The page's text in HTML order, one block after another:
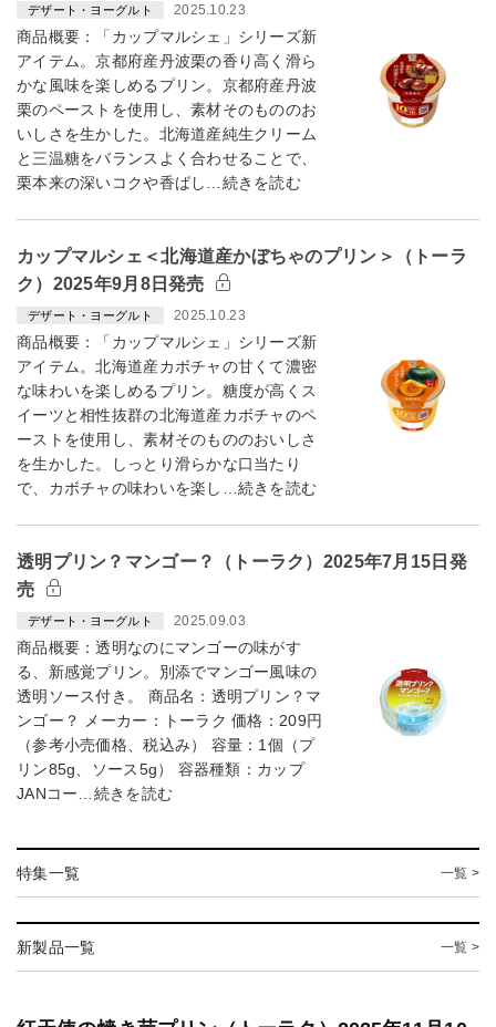
デザート・ヨーグルト 2025.10.23
商品概要：「カップマルシェ」シリーズ新
アイテム。京都府産丹波栗の香り高く滑ら
かな風味を楽しめるプリン。京都府産丹波
栗のペーストを使用し、素材そのもののお
いしさを生かした。北海道産純生クリーム
と三温糖をバランスよく合わせることで、
栗本来の深いコクや香ばし…続きを読む
カップマルシェ＜北海道産かぼちゃのプリン＞（トーラ
ク）2025年9月8日発売
デザート・ヨーグルト 2025.10.23
商品概要：「カップマルシェ」シリーズ新
アイテム。北海道産カボチャの甘くて濃密
な味わいを楽しめるプリン。糖度が高くス
イーツと相性抜群の北海道産カボチャのペ
ーストを使用し、素材そのもののおいしさ
を生かした。しっとり滑らかな口当たり
で、カボチャの味わいを楽し…続きを読む
透明プリン？マンゴー？（トーラク）2025年7月15日発
売
デザート・ヨーグルト 2025.09.03
商品概要：透明なのにマンゴーの味がす
る、新感覚プリン。別添でマンゴー風味の
透明ソース付き。 商品名：透明プリン？マ
ンゴー？ メーカー：トーラク 価格：209円
（参考小売価格、税込み） 容量：1個（プ
リン85g、ソース5g） 容器種類：カップ
JANコー…続きを読む
特集一覧 一覧 >
新製品一覧 一覧 >